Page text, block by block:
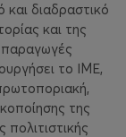
διαδραστικό
και της
παραγωγές
το ΙΜΕ,
της